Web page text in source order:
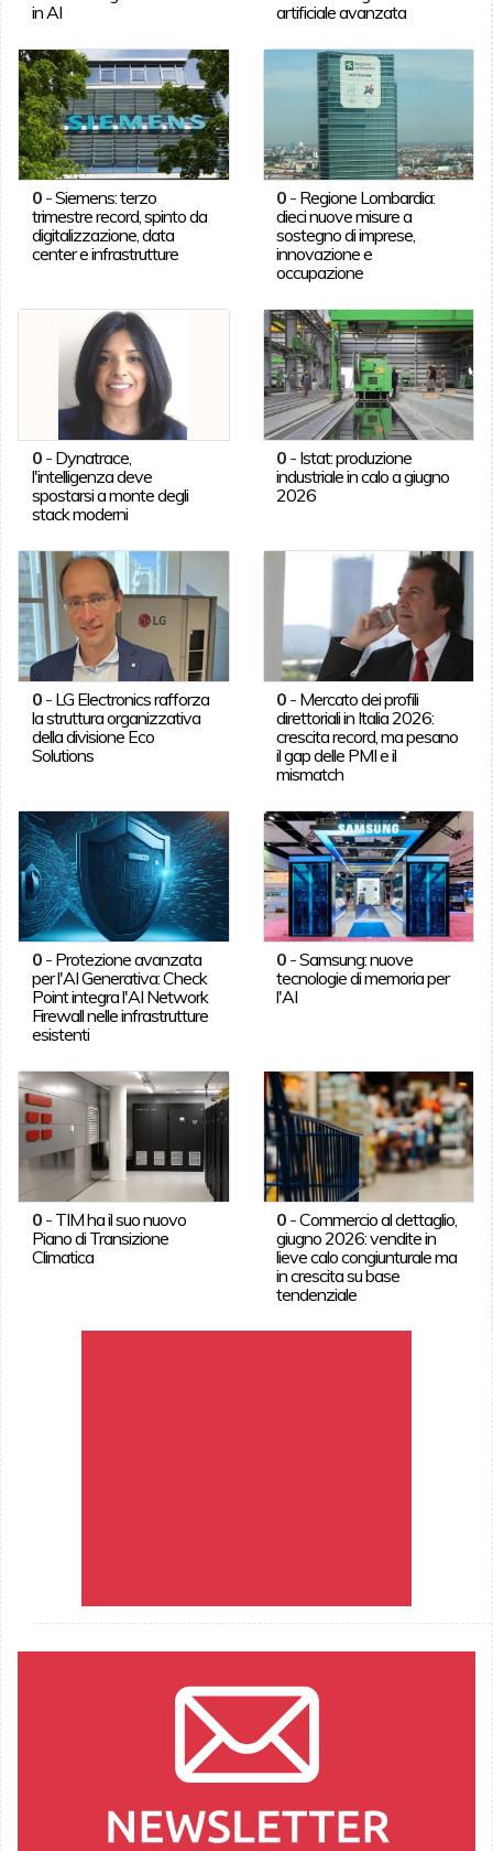
in AI
artificiale avanzata
0-Siemens: terzo
trimestre record, spinto da
digitalizzazione, data
center e infrastrutture
0 - Regione Lombardia:
dieci nuove misure a
sostegno di imprese,
innovazione e
occupazione
0- Dynatrace,
l'intelligenza deve
spostarsi a monte degli
stack moderni
0 - Istat: produzione
industriale in calo a giugno
2026
0- LG Electronics rafforza
la struttura organizzativa
della divisione Eco
Solutions
0 - Mercato dei profili
direttoriali in Italia 2026:
crescita record, ma pesano
il gap delle PMI e il
mismatch
0- Protezione avanzata
per l'AI Generativa: Check
Point integra l'AI Network
Firewall nelle infrastrutture
esistenti
0 -Samsung: nuove
tecnologie di memoria per
l'AI
0- TIM ha il suo nuovo
Piano di Transizione
Climatica
0 -Commercio al dettaglio,
giugno 2026: vendite in
lieve calo congiunturale ma
in crescita su base
tendenziale